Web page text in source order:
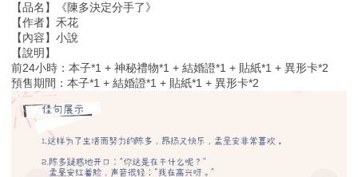
【品名】《陳多決定分手了》
【作者】禾花
【內容】小說
【說明】
前24小時：本子*1 + 神秘禮物*1 + 結婚證*1 + 貼紙*1 + 異形卡*2
預售期間：本子*1 + 結婚證*1 + 貼紙*1 + 異形卡*2